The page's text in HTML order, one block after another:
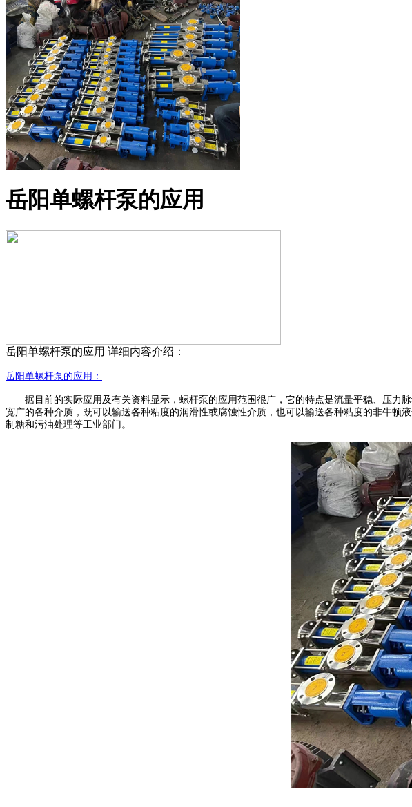
岳阳单螺杆泵的应用
岳阳单螺杆泵的应用 详细内容介绍：
岳阳单螺杆泵的应用：
据目前的实际应用及有关资料显示，螺杆泵的应用范围很广，它的特点是流量平稳、压力
宽广的各种介质，既可以输送各种粘度的润滑性或腐蚀性介质，也可以输送各种粘度的非牛顿
制糖和污油处理等工业部门。